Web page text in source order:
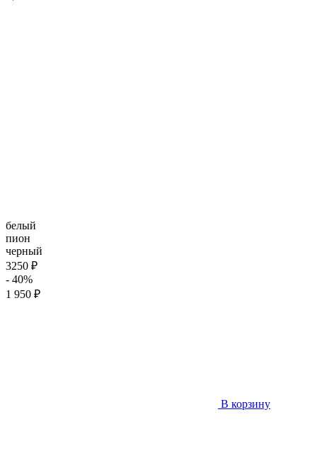
белый
пион
черный
3250 ₽
- 40%
1 950 ₽
В корзину